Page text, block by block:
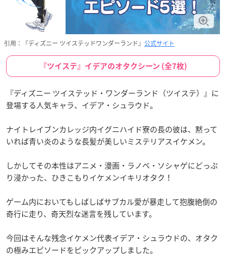
引用：『ディズニー ツイステッドワンダーランド』 公式サイト
『ツイステ』イデアのオタクシーン (全7枚)
『ディズニー ツイステッド・ワンダーランド（ツイステ）』に
登場する人気キャラ、イデア・シュラウド。
ナイトレイブンカレッジ内イグニハイド寮の長の彼は、黙って
いれば青い炎のような長髪が美しいミステリアスイケメン。
しかしてその本性はアニメ・漫画・ラノベ・ソシャゲにどっぷ
り浸かった、ひきこもりイケメンイキリオタク！
ゲーム内においてもしばしばサブカル愛が暴走して抱腹絶倒の
奇行に走り、奇天烈な迷言を残しています。
今回はそんな残念イケメン代表イデア・シュラウドの、オタク
の極みエピソードをピックアップしました。